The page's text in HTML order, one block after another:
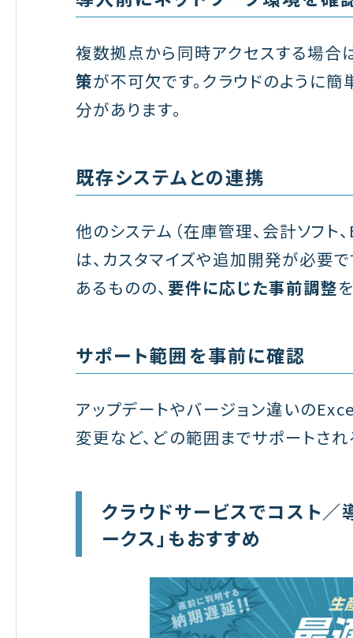
複数拠点から同時アクセスする場合
策が不可欠です。クラウドのように
分があります。
既存システムとの連携
他のシステム（在庫管理、会計ソフ
は、カスタマイズや追加開発が必要
あるものの、 要件に応じた事前調整
サポート範囲を事前に確認
アップデートやバージョン違いの
変更など、どの範囲までサポートさ
クラウドサービスでコスト
ークス」もおすすめ